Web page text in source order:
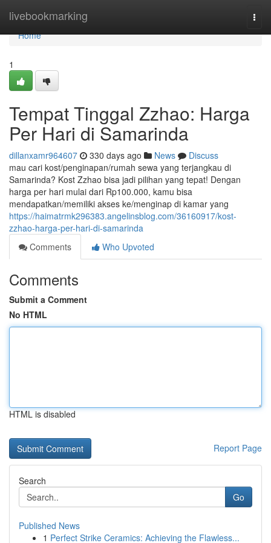
livebookmarking
Home
Home
1
Tempat Tinggal Zzhao: Harga
Per Hari di Samarinda
dillanxamr964607 330 days ago News
Discuss
mau cari kost/penginapan/rumah sewa yang terjangkau di
Samarinda? Kost Zzhao bisa jadi pilihan yang tepat! Dengan
harga per hari mulai dari Rp100.000, kamu bisa
mendapatkan/memiliki akses ke/menginap di kamar yang
https://haimatrmk296383.angelinsblog.com/36160917/kost-
zzhao-harga-per-hari-di-samarinda
Comments
Who Upvoted
Comments
Submit a Comment
No HTML
HTML is disabled
Report Page
Search
Go
Published News
1 Perfect Strike Ceramics: Achieving the Flawless...